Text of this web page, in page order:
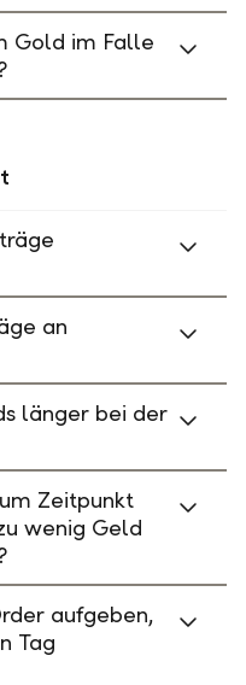
Gold im Falle
an
länger bei der
Zeitpunkt
wenig Geld
aufgeben,
Tag